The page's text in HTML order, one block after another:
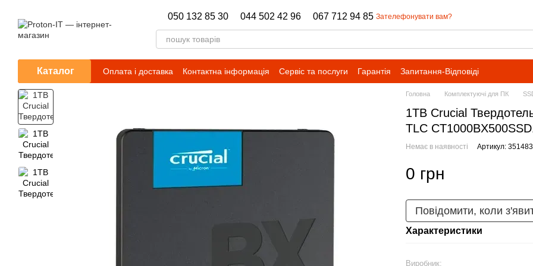
050 132 85 30 044 502 42 96 067 712 94 85 Зателефонувати вам?
Каталог Оплата і доставка Контактна інформація Сервіс та послуги Гарантія Запитання-Відповіді
Головна Комплектуючі для ПК
1TB Crucial
TLC
Немає в наявності Артикул: 351483
0 грн
Повідомити, коли
Характеристики
Виробник: